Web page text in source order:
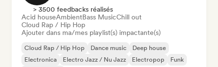
> 3500 feedbacks réalisés
Acid houseAmbientBass MusicChill out
Cloud Rap / Hip Hop
Ajouter dans ma/mes playlist(s) impactante(s)
Cloud Rap / Hip Hop Dance music
Deep house
Electronica
Electro Jazz / Nu Jazz Electropop
Funk